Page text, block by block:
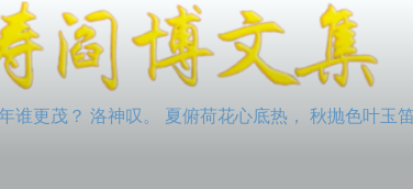
谁更茂？ 洛神叹。 夏俯荷花心底热， 秋抛色叶